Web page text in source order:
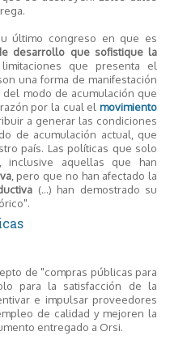
último congreso en que es
desarrollo que sofistique la
que presenta el
una forma de manifestación
modo de acumulación que
por la cual el movimiento
a generar las condiciones
de acumulación actual, que
país. Las políticas que solo
inclusive aquellas que han
, pero que no han afectado la
(...) han demostrado su
de "compras públicas para
para la satisfacción de la
e impulsar proveedores
de calidad y mejoren la
entregado a Orsi.